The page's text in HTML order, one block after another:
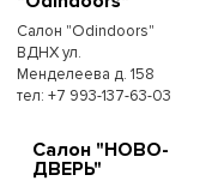
Салон "Odindoors"
ВДНХ ул.
Менделеева д. 158
тел: +7 993-137-63-03
Салон "НОВО-
ДВЕРЬ"